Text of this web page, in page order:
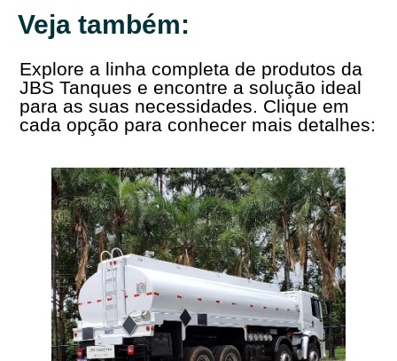
Veja também:
Explore a linha completa de produtos da
JBS Tanques e encontre a solução ideal
para as suas necessidades. Clique em
cada opção para conhecer mais detalhes: